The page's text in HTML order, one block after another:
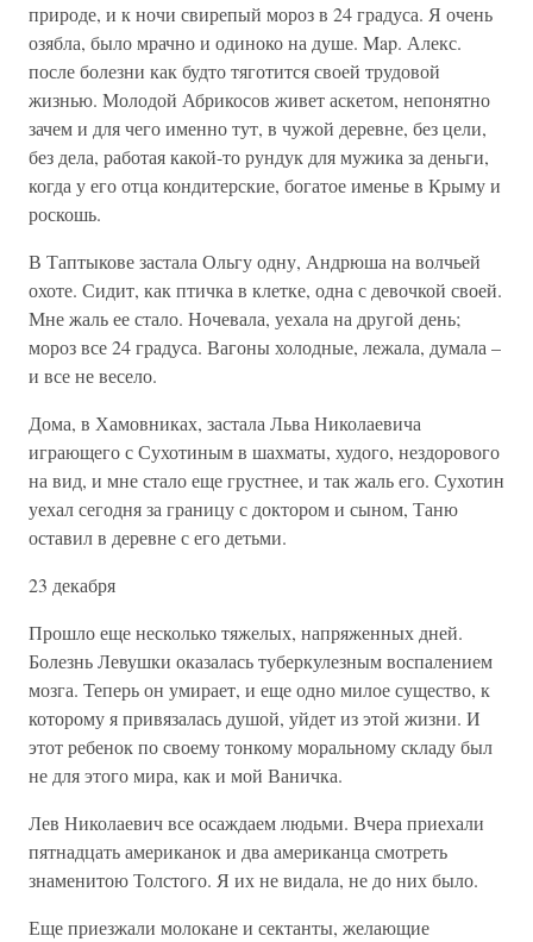
природе, и к ночи свирепый мороз в 24 градуса. Я очень
озябла, было мрачно и одиноко на душе. Map. Алекс.
после болезни как будто тяготится своей трудовой
жизнью. Молодой Абрикосов живет аскетом, непонятно
зачем и для чего именно тут, в чужой деревне, без цели,
без дела, работая какой-то рундук для мужика за деньги,
когда у его отца кондитерские, богатое именье в Крыму и
роскошь.
В Таптыкове застала Ольгу одну, Андрюша на волчьей
охоте. Сидит, как птичка в клетке, одна с девочкой своей.
Мне жаль ее стало. Ночевала, уехала на другой день;
мороз все 24 градуса. Вагоны холодные, лежала, думала –
и все не весело.
Дома, в Хамовниках, застала Льва Николаевича
играющего с Сухотиным в шахматы, худого, нездорового
на вид, и мне стало еще грустнее, и так жаль его. Сухотин
уехал сегодня за границу с доктором и сыном, Таню
оставил в деревне с его детьми.
23 декабря
Прошло еще несколько тяжелых, напряженных дней.
Болезнь Левушки оказалась туберкулезным воспалением
мозга. Теперь он умирает, и еще одно милое существо, к
которому я привязалась душой, уйдет из этой жизни. И
этот ребенок по своему тонкому моральному складу был
не для этого мира, как и мой Ваничка.
Лев Николаевич все осаждаем людьми. Вчера приехали
пятнадцать американок и два американца смотреть
знаменитою Толстого. Я их не видала, не до них было.
Еще приезжали молокане и сектанты, желающие